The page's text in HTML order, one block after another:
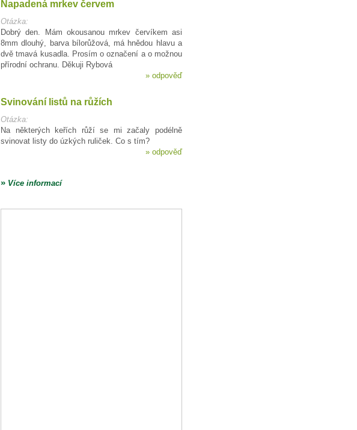
Napadená mrkev červem
Otázka:
Dobrý den. Mám okousanou mrkev červíkem asi
8mm dlouhý, barva bílorůžová, má hnědou hlavu a
dvě tmavá kusadla. Prosím o označení a o možnou
přírodní ochranu. Děkuji Rybová
» odpověď
Svinování listů na růžích
Otázka:
Na některých keřích růží se mi začaly podélně
svinovat listy do úzkých ruliček. Co s tím?
» odpověď
» Více informací